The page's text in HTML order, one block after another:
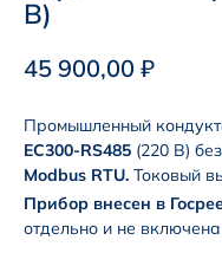
В)
45 900,00 ₽
Промышленный
EC300-RS485 (220 В)
Modbus RTU. Токовый
Прибор внесен в
отдельно и не